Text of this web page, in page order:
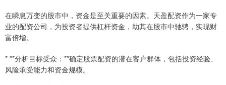
在瞬息万变的股市中，资金是至关重要的因素。天盈配资作为一家专
业的配资公司，为投资者提供杠杆资金，助其在股市中驰骋，实现财
富倍增。
* **分析目标受众：**确定股票配资的潜在客户群体，包括投资经验、
风险承受能力和资金规模。